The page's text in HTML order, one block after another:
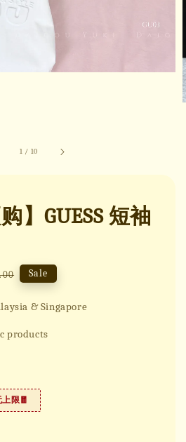
1 / 10
】GUESS 短袖
Sale
& Singapore
products
限🧧